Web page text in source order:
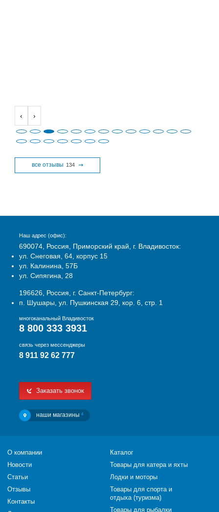
‹ ›
все отзывы 134
Наш адрес (офис):
690074, Россия, Приморский край, г. Владивосток:
ул. Снеговая, 64, корпус 15
ул. Калинина, 57Б
ул. Сипягина, 28
196626, Россия, г. Санкт-Петербург:
п. Шушары, ул. Пушкинская 29, кор. 6, стр. 1
многоканальный Владивосток
8 800 333 3931
связь через мессенджеры
8 911 92 62 777
Заказать звонок
наши магазины 4
О компании
Новости
Статьи
Отзывы
Контакты
Каталог
Товары для катера и яхты
Лодки и моторы
Товары для спорта и
отдыха (туризма)
Товары для рыбалки